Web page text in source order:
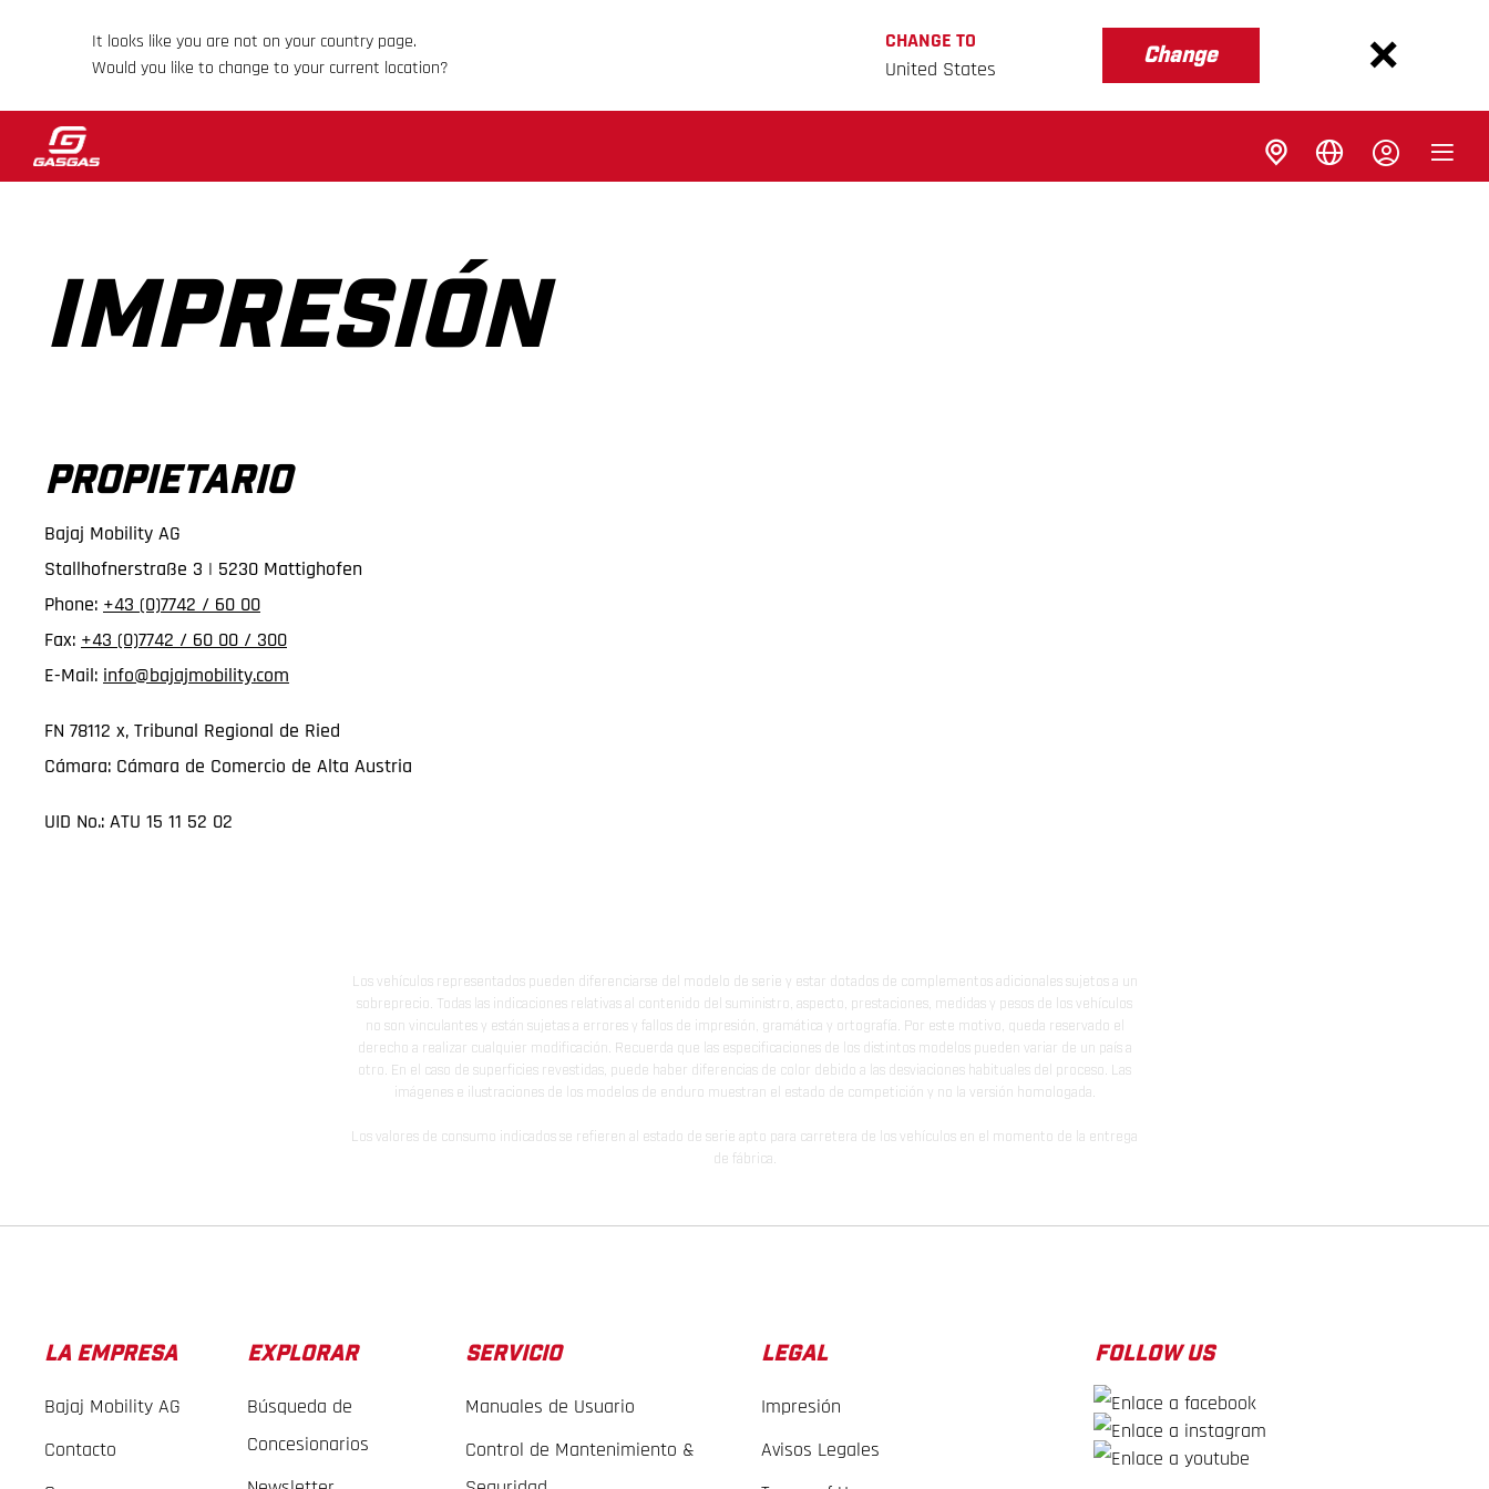
It looks like you are not on your country page.
Would you like to change to your current location?
CHANGE TO
United States
Change
IMPRESIÓN
PROPIETARIO
Bajaj Mobility AG
Stallhofnerstraße 3 | 5230 Mattighofen
Phone: +43 (0)7742 / 60 00
Fax: +43 (0)7742 / 60 00 / 300
E-Mail: info@bajajmobility.com
FN 78112 x, Tribunal Regional de Ried
Cámara: Cámara de Comercio de Alta Austria
UID No.: ATU 15 11 52 02
Los vehículos representados pueden diferenciarse del modelo de serie y estar dotados de complementos adicionales sujetos a un
sobreprecio. Todas las indicaciones relativas al contenido del suministro, aspecto, prestaciones, medidas y pesos de los vehículos
no son vinculantes y están sujetas a errores y fallos de impresión, gramática y ortografía. Por este motivo, queda reservado el
derecho a realizar cualquier modificación. Recuerda que las especificaciones de los distintos modelos pueden variar de un país a
otro. En el caso de superficies revestidas, puede haber diferencias de color debido a las desviaciones habituales del proceso. Las
imágenes e ilustraciones de los modelos de enduro muestran el estado de competición y no la versión homologada.
Los valores de consumo indicados se refieren al estado de serie apto para carretera de los vehículos en el momento de la entrega
de fábrica.
LA EMPRESA
Bajaj Mobility AG
Contacto
EXPLORAR
Búsqueda de
Concesionarios
SERVICIO
Manuales de Usuario
Control de Mantenimiento &
LEGAL
Impresión
Avisos Legales
FOLLOW US